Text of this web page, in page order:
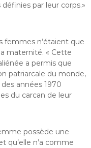
par leur corps.»
femmes n’étaient que
maternité. « Cette
a permis que
patriarcale du monde,
années 1970
du carcan de leur
possède une
qu’elle n’a comme